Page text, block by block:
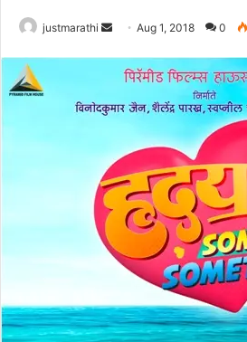
justmarathi
a
e
m
l
Aug 1, 2018 0